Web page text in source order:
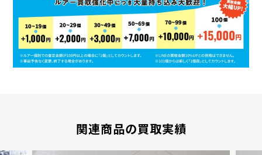
関連商品の買取実績